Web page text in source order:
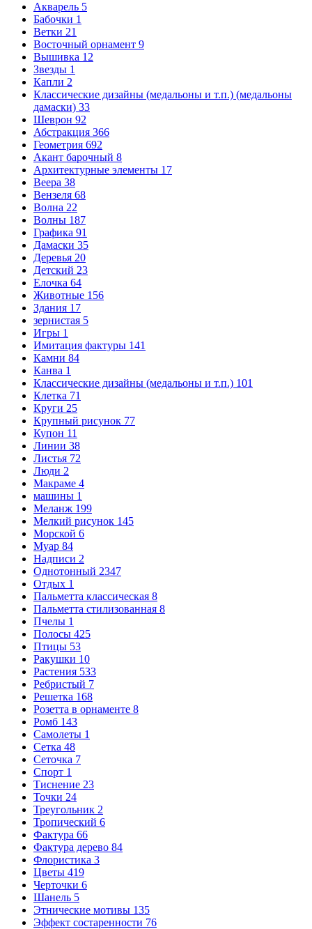
Акварель 5
Бабочки 1
Ветки 21
Восточный орнамент 9
Вышивка 12
Звезды 1
Капли 2
Классические дизайны (медальоны и т.п.) (медальоны
дамаски) 33
Шеврон 92
Абстракция 366
Геометрия 692
Акант барочный 8
Архитектурные элементы 17
Веера 38
Вензеля 68
Волна 22
Волны 187
Графика 91
Дамаски 35
Деревья 20
Детский 23
Елочка 64
Животные 156
Здания 17
зернистая 5
Игры 1
Имитация фактуры 141
Камни 84
Канва 1
Классические дизайны (медальоны и т.п.) 101
Клетка 71
Круги 25
Крупный рисунок 77
Купон 11
Линии 38
Листья 72
Люди 2
Макраме 4
машины 1
Меланж 199
Мелкий рисунок 145
Морской 6
Муар 84
Надписи 2
Однотонный 2347
Отдых 1
Пальметта классическая 8
Пальметта стилизованная 8
Пчелы 1
Полосы 425
Птицы 53
Ракушки 10
Растения 533
Ребристый 7
Решетка 168
Розетта в орнаменте 8
Ромб 143
Самолеты 1
Сетка 48
Сеточка 7
Спорт 1
Тиснение 23
Точки 24
Треугольник 2
Тропический 6
Фактура 66
Фактура дерево 84
Флористика 3
Цветы 419
Черточки 6
Шанель 5
Этнические мотивы 135
Эффект состаренности 76